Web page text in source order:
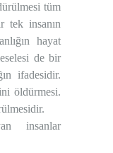
tüm
tek insanın
hayat
de bir
ifadesidir.
öldürmesi.
insanlar